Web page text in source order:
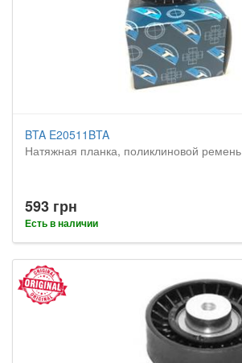
BTA E20511BTA
Натяжная планка, поликлиновой ремень
593 грн
Есть в наличии